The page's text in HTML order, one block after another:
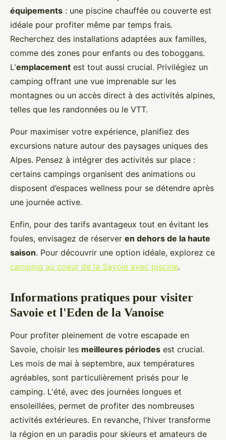
équipements : une piscine chauffée ou couverte est
idéale pour profiter même par temps frais.
Recherchez des installations adaptées aux familles,
comme des zones pour enfants ou des toboggans.
L'emplacement est tout aussi crucial. Privilégiez un
camping offrant une vue imprenable sur les
montagnes ou un accès direct à des activités alpines,
telles que les randonnées ou le VTT.
Pour maximiser votre expérience, planifiez des
excursions nature autour des paysages uniques des
Alpes. Pensez à intégrer des activités sur place :
certains campings organisent des animations ou
disposent d’espaces wellness pour se détendre après
une journée active.
Enfin, pour des tarifs avantageux tout en évitant les
foules, envisagez de réserver en dehors de la haute
saison. Pour découvrir une option idéale, explorez ce
camping au coeur de la Savoie avec piscine.
Informations pratiques pour visiter
Savoie et l'Eden de la Vanoise
Pour profiter pleinement de votre escapade en
Savoie, choisir les meilleures périodes est crucial.
Les mois de mai à septembre, aux températures
agréables, sont particulièrement prisés pour le
camping. L'été, avec des journées longues et
ensoleillées, permet de profiter des nombreuses
activités extérieures. En revanche, l'hiver transforme
la région en un paradis pour skieurs et amateurs de